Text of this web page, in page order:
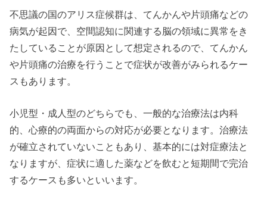
不思議の国のアリス症候群は、てんかんや片頭痛などの
病気が起因で、空間認知に関連する脳の領域に異常をき
たしていることが原因として想定されるので、てんかん
や片頭痛の治療を行うことで症状が改善がみられるケー
スもあります。
小児型・成人型のどちらでも、一般的な治療法は内科
的、心療的の両面からの対応が必要となります。治療法
が確立されていないこともあり、基本的には対症療法と
なりますが、症状に適した薬などを飲むと短期間で完治
するケースも多いといいます。